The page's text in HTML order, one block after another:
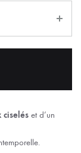
ciselés et d’un